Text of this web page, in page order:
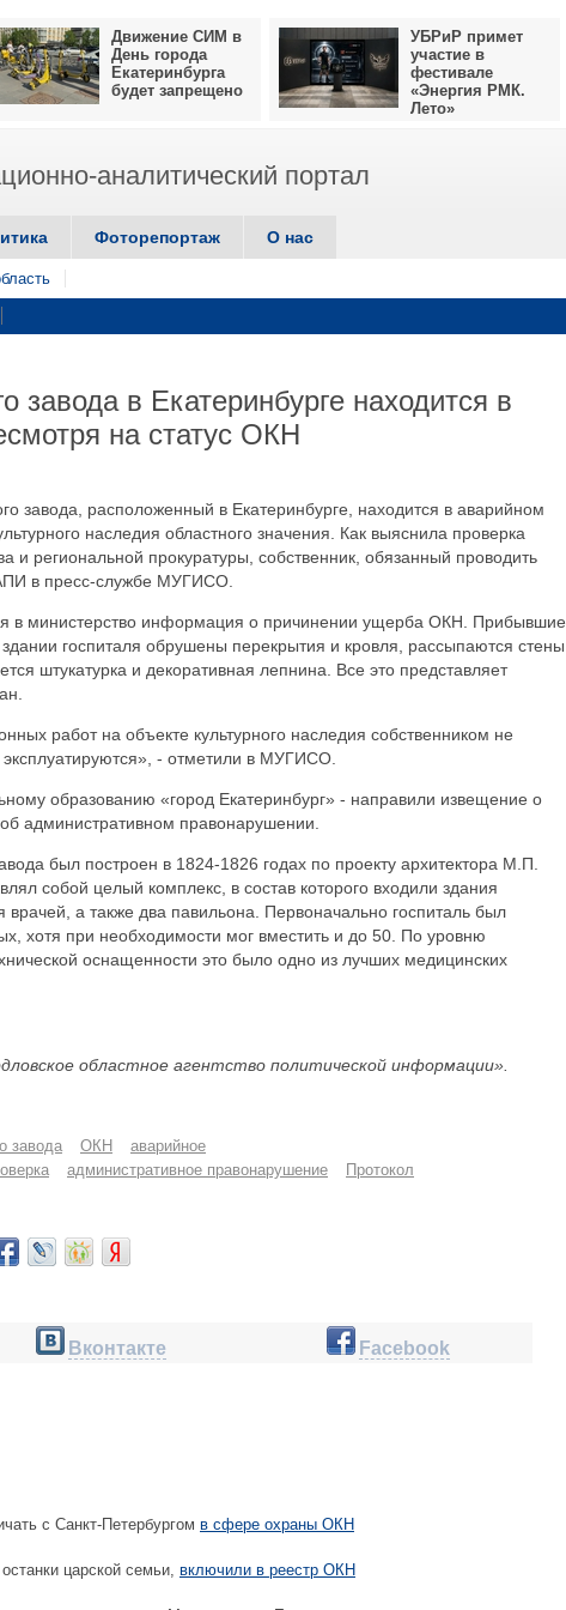
Движение СИМ в
День города
Екатеринбурга
будет запрещено
УБРиР примет
участие в
фестивале
«Энергия РМК.
Лето»
аналитический портал
Фоторепортаж О нас
завода в Екатеринбурге находится в
на статус ОКН
завода, расположенный в Екатеринбурге, находится в аварийном
наследия областного значения. Как выяснила проверка
и региональной прокуратуры, собственник, обязанный проводить
в пресс-службе МУГИСО.
в министерство информация о причинении ущерба ОКН. Прибывшие
госпиталя обрушены перекрытия и кровля, рассыпаются стены
штукатурка и декоративная лепнина. Все это представляет
работ на объекте культурного наследия собственником не
- отметили в МУГИСО.
образованию «город Екатеринбург» - направили извещение о
административном правонарушении.
был построен в 1824-1826 годах по проекту архитектора М.П.
собой целый комплекс, в состав которого входили здания
а также два павильона. Первоначально госпиталь был
хотя при необходимости мог вместить и до 50. По уровню
оснащенности это было одно из лучших медицинских
областное агентство политической информации».
завода ОКН
аварийное
административное правонарушение Протокол
Вконтакте Facebook
с Санкт-Петербургом в сфере охраны ОКН
царской семьи, включили в реестр ОКН